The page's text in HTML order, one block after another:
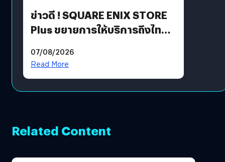
ข่าวดี ! SQUARE ENIX STORE
Plus ขยายการให้บริการถึงไทย
โดยตรง
07/08/2026
Read More
Related Content